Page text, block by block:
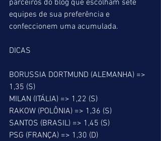
parceiros do blog que escolham sete
equipes de sua preferência e
confeccionem uma acumulada.
DICAS
BORUSSIA DORTMUND (ALEMANHA) =>
1,35 (S)
MILAN (ITÁLIA) => 1,22 (S)
RAKOW (POLÔNIA) => 1,36 (S)
SANTOS (BRASIL) => 1,45 (S)
PSG (FRANÇA) => 1,30 (D)